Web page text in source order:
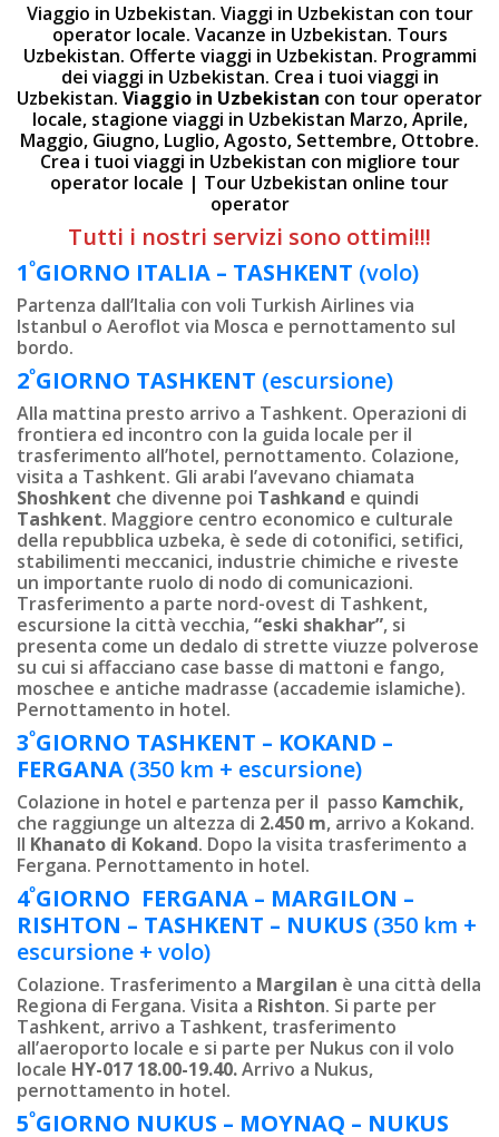
Viaggio in Uzbekistan. Viaggi in Uzbekistan con tour
operator locale. Vacanze in Uzbekistan. Tours
Uzbekistan. Offerte viaggi in Uzbekistan. Programmi
dei viaggi in Uzbekistan. Crea i tuoi viaggi in
Uzbekistan. Viaggio in Uzbekistan con tour operator
locale, stagione viaggi in Uzbekistan Marzo, Aprile,
Maggio, Giugno, Luglio, Agosto, Settembre, Ottobre.
Crea i tuoi viaggi in Uzbekistan con migliore tour
operator locale | Tour Uzbekistan online tour
operator
Tutti i nostri servizi sono ottimi!!!
1ºGIORNO ITALIA – TASHKENT (volo)
Partenza dall’Italia con voli Turkish Airlines via
Istanbul o Aeroflot via Mosca e pernottamento sul
bordo.
2ºGIORNO TASHKENT (escursione)
Alla mattina presto arrivo a Tashkent. Operazioni di
frontiera ed incontro con la guida locale per il
trasferimento all’hotel, pernottamento. Colazione,
visita a Tashkent. Gli arabi l’avevano chiamata
Shoshkent che divenne poi Tashkand e quindi
Tashkent. Maggiore centro economico e culturale
della repubblica uzbeka, è sede di cotonifici, setifici,
stabilimenti meccanici, industrie chimiche e riveste
un importante ruolo di nodo di comunicazioni.
Trasferimento a parte nord-ovest di Tashkent,
escursione la città vecchia,“eski shakhar”, si
presenta come un dedalo di strette viuzze polverose
su cui si affacciano case basse di mattoni e fango,
moschee e antiche madrasse (accademie islamiche).
Pernottamento in hotel.
3ºGIORNO TASHKENT – KOKAND –
FERGANA (350 km + escursione)
Colazione in hotel e partenza per il passo Kamchik,
che raggiunge un altezza di 2.450 m, arrivo a Kokand.
Il Khanato di Kokand. Dopo la visita trasferimento a
Fergana. Pernottamento in hotel.
4ºGIORNO FERGANA – MARGILON –
RISHTON – TASHKENT – NUKUS (350 km +
escursione + volo)
Colazione. Trasferimento a Margilan è una città della
Regiona di Fergana. Visita a Rishton. Si parte per
Tashkent, arrivo a Tashkent, trasferimento
all’aeroporto locale e si parte per Nukus con il volo
locale HY-017 18.00-19.40.Arrivo a Nukus,
pernottamento in hotel.
5ºGIORNO NUKUS – MOYNAQ – NUKUS